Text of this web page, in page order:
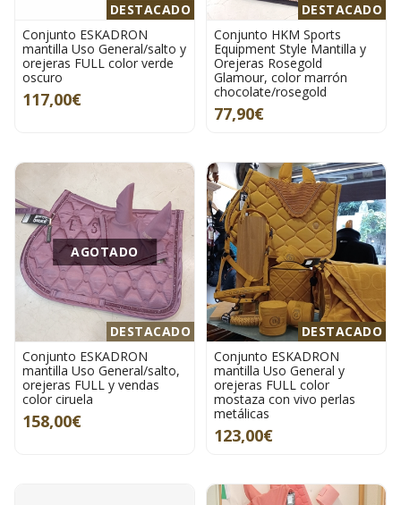
DESTACADO
Conjunto ESKADRON
mantilla Uso General/salto y
orejeras FULL color verde
oscuro
117,00€
DESTACADO
Conjunto HKM Sports
Equipment Style Mantilla y
Orejeras Rosegold
Glamour, color marrón
chocolate/rosegold
77,90€
DESTACADO
AGOTADO
Conjunto ESKADRON
mantilla Uso General/salto,
orejeras FULL y vendas
color ciruela
158,00€
DESTACADO
Conjunto ESKADRON
mantilla Uso General y
orejeras FULL color
mostaza con vivo perlas
metálicas
123,00€